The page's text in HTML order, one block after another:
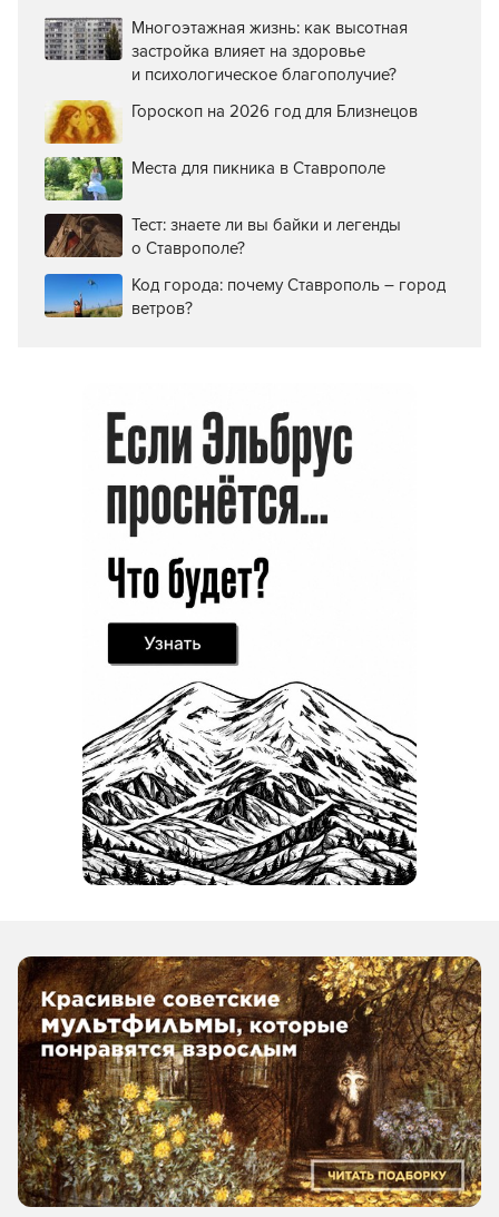
Многоэтажная жизнь: как высотная
застройка влияет на здоровье
и психологическое благополучие?
Гороскоп на 2026 год для Близнецов
Места для пикника в Ставрополе
Тест: знаете ли вы байки и легенды
о Ставрополе?
Код города: почему Ставрополь – город
ветров?